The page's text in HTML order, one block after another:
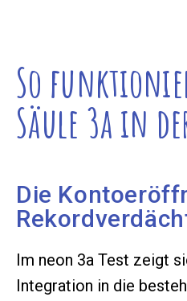
So
Säule 3a in
Die
Im neon 3a Test zeigt
Integration in die